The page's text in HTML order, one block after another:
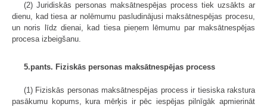
(2) Juridiskās personas maksātnespējas process tiek uzsākts ar
dienu, kad tiesa ar nolēmumu pasludinājusi maksātnespējas procesu,
un noris līdz dienai, kad tiesa pieņem lēmumu par maksātnespējas
procesa izbeigšanu.
5.pants. Fiziskās personas maksātnespējas process
(1) Fiziskās personas maksātnespējas process ir tiesiska rakstura
pasākumu kopums, kura mērķis ir pēc iespējas pilnīgāk apmierināt